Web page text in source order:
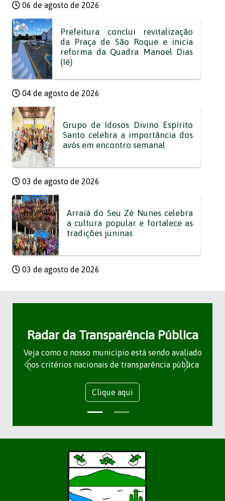
06 de agosto de 2026
Prefeitura conclui revitalização
da Praça de São Roque e inicia
reforma da Quadra Manoel Dias
(Ié)
04 de agosto de 2026
Grupo de Idosos Divino Espírito
Santo celebra a importância dos
avós em encontro semanal
03 de agosto de 2026
Arraiá do Seu Zé Nunes celebra
a cultura popular e fortalece as
tradições juninas
03 de agosto de 2026
Radar da Transparência Pública
Veja como o nosso município está sendo avaliado
nos critérios nacionais de transparência pública
Clique aqui